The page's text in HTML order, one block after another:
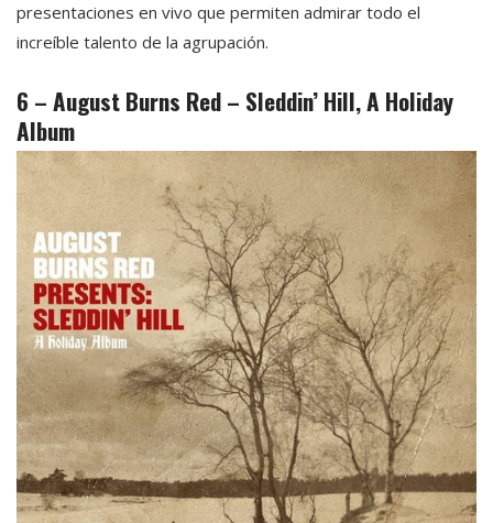
presentaciones en vivo que permiten admirar todo el
increíble talento de la agrupación.
6 – August Burns Red – Sleddin’ Hill, A Holiday
Album